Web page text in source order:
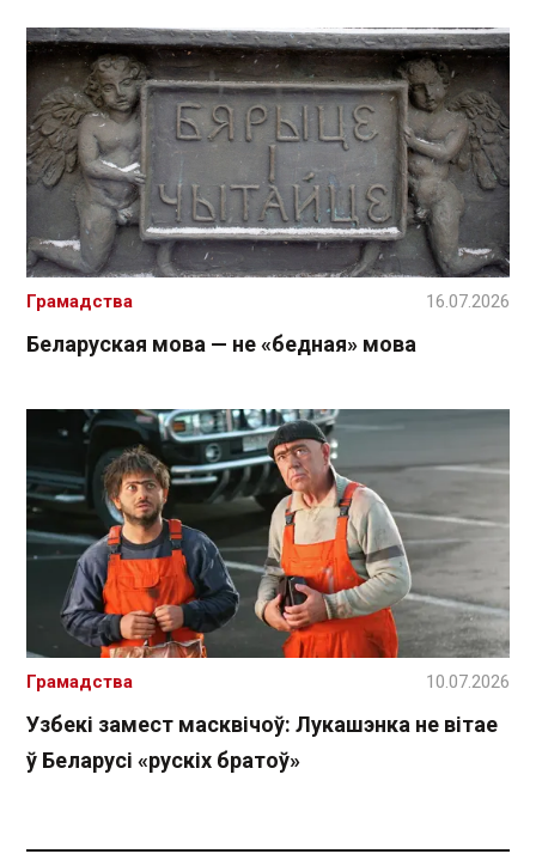
Беларуская мова — не «бедная» мова
Грамадства 16.07.2026
Узбекі замест масквічоў: Лукашэнка не вітае
ў Беларусі «рускіх братоў»
Грамадства 10.07.2026